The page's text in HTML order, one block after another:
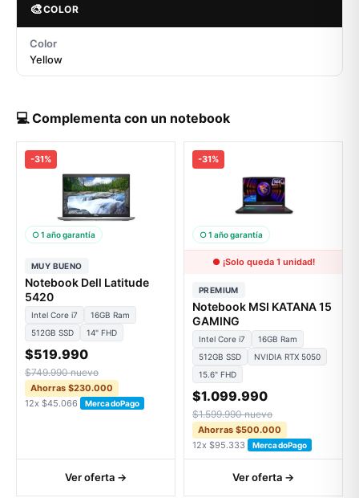
🎨COLOR
Color
Yellow
💻 Complementa con un notebook
-31%
○ 1 año garantía
MUY BUENO
Notebook Dell Latitude
5420
Intel Core i7
16GB Ram
512GB SSD
14" FHD
$519.990
$749.990 nuevo
Ahorras $230.000
12x $45.066
MercadoPago
Ver oferta →
-31%
○ 1 año garantía
● ¡Solo queda 1 unidad!
PREMIUM
Notebook MSI KATANA 15
GAMING
Intel Core i7
16GB Ram
512GB SSD
NVIDIA RTX 5050
15.6" FHD
$1.099.990
$1.599.990 nuevo
Ahorras $500.000
12x $95.333
MercadoPago
Ver oferta →